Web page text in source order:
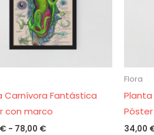
Carnívora Fantástica
con marco
€ - 78,00 €
Flora
34,00